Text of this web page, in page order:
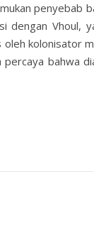
penyebab
dengan Vhoul,
kolonisator
bahwa